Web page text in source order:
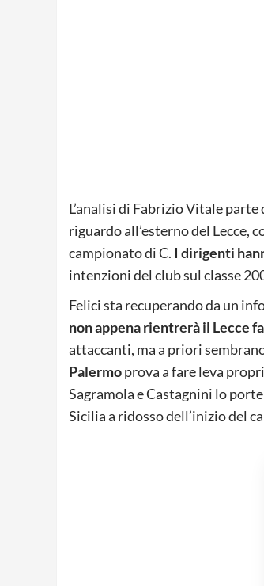
L’analisi di Fabrizio Vitale
riguardo all’esterno del Lecce,
campionato di C. I dirigenti
intenzioni del club sul classe
Felici sta recuperando da un
non appena rientrerà il Lecce
attaccanti, ma a priori
Palermoprova a fare leva
Sagramola e Castagnini lo
Sicilia a ridosso dell’inizio del